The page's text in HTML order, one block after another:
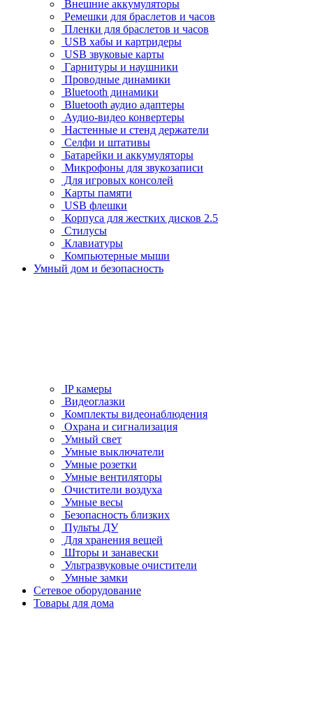
Внешние аккумуляторы
Ремешки для браслетов и часов
Пленки для браслетов и часов
USB хабы и картридеры
USB звуковые карты
Гарнитуры и наушники
Проводные динамики
Bluetooth динамики
Bluetooth аудио адаптеры
Аудио-видео конвертеры
Настенные и стенд держатели
Селфи и штативы
Батарейки и аккумуляторы
Микрофоны для звукозаписи
Для игровых консолей
Карты памяти
USB флешки
Корпуса для жестких дисков 2.5
Стилусы
Клавиатуры
Компьютерные мыши
Умный дом и безопасность
IP камеры
Видеоглазки
Комплекты видеонаблюдения
Охрана и сигнализация
Умный свет
Умные выключатели
Умные розетки
Умные вентиляторы
Очистители воздуха
Умные весы
Безопасность близких
Пульты ДУ
Для хранения вещей
Шторы и занавески
Ультразвуковые очистители
Умные замки
Сетевое оборудование
Товары для дома